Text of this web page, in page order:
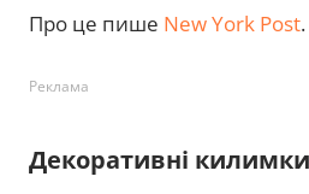
Про це пише New York Post.
Реклама
Декоративні